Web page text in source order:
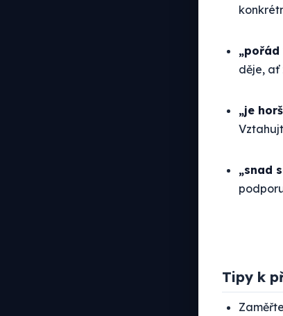
„pořád
děje, ať
„je
„snad
Tipy k